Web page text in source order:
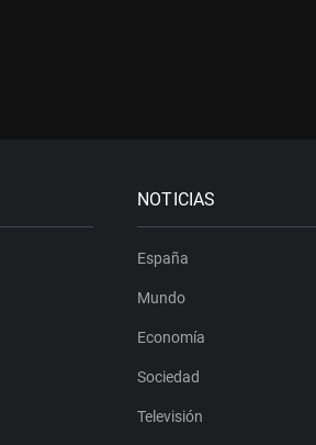
NOTICIAS
España
Mundo
Economía
Sociedad
Televisión